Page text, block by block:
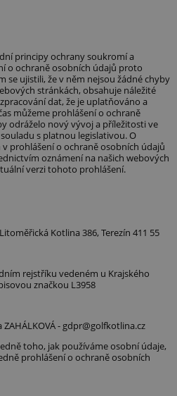
principy ochrany soukromí a
o ochraně osobních údajů proto
se ujistili, že v něm nejsou žádné chyby
stránkách, obsahuje náležité
dat, že je uplatňováno a
můžeme prohlášení o ochraně
odráželo nový vývoj a příležitosti ve
s platnou legislativou. O
prohlášení o ochraně osobních údajů
oznámení na našich webových
verzi tohoto prohlášení.
Litoměřická Kotlina 386, Terezín 411 55
rejstříku vedeném u Krajského
značkou L3958
- gdpr@golfkotlina.cz
toho, jak používáme osobní údaje,
prohlášení o ochraně osobních